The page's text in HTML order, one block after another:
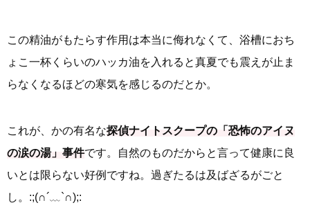
この精油がもたらす作用は本当に侮れなくて、浴槽におち
ょこ一杯くらいのハッカ油を入れると真夏でも震えが止ま
らなくなるほどの寒気を感じるのだとか。
これが、かの有名な探偵ナイトスクープの「恐怖のアイヌ
の涙の湯」事件です。自然のものだからと言って健康に良
いとは限らない好例ですね。過ぎたるは及ばざるがごと
し。:;(∩´﹏`∩);: